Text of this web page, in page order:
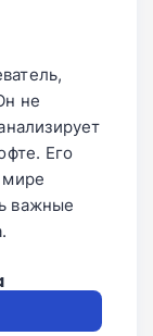
не
Его
важные